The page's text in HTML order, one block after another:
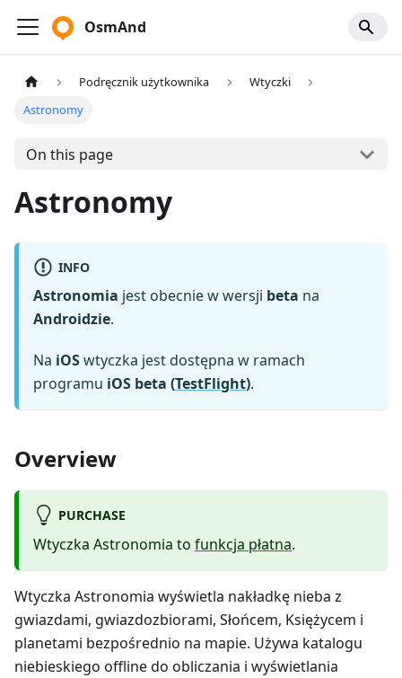
OsmAnd
Podręcznik użytkownika
Wtyczki
Astronomy
On this page
Astronomy
INFO
Astronomia jest obecnie w wersji beta na
Androidzie.
Na iOSwtyczka jest dostępna w ramach
programu iOS beta (TestFlight).
Overview
PURCHASE
Wtyczka Astronomia to funkcja płatna.
Wtyczka Astronomia wyświetla nakładkę nieba z
gwiazdami, gwiazdozbiorami, Słońcem, Księżycem i
planetami bezpośrednio na mapie. Używa katalogu
niebieskiego offline do obliczania i wyświetlania